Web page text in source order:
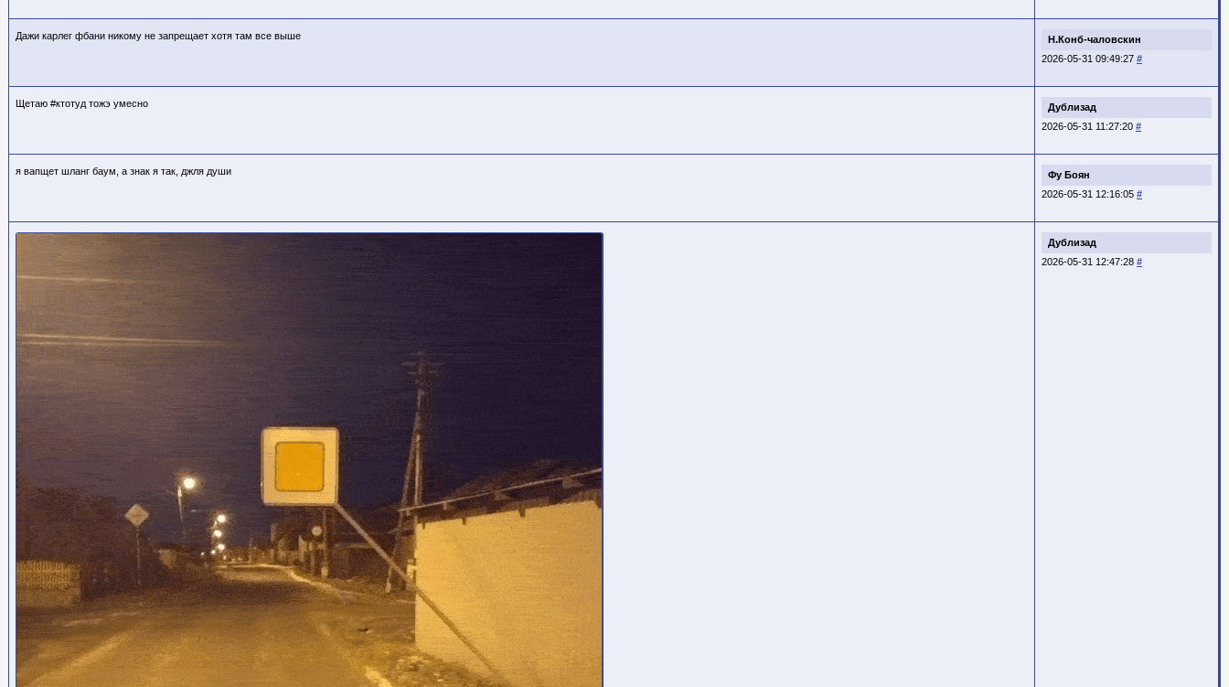
Н.Конб-чаловскин
2026-05-31 09:49:27 #
Дажи карлег фбани никому не запрещает хотя там все выше
Дублизад
2026-05-31 11:27:20 #
Щетаю #ктотуд тожэ умесно
Фу Боян
2026-05-31 12:16:05 #
я вапщет шланг баум, а знак я так, джля души
Дублизад
2026-05-31 12:47:28 #